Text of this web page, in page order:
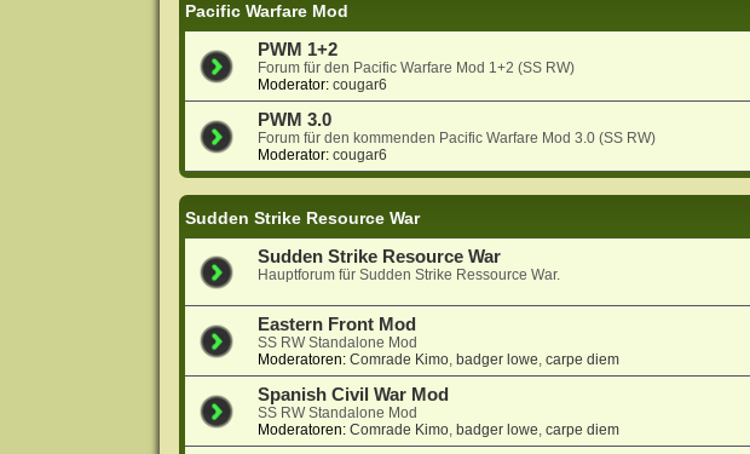
Pacific Warfare Mod
PWM 1+2
Forum für den Pacific Warfare Mod 1+2 (SS RW)
Moderator: cougar6
PWM 3.0
Forum für den kommenden Pacific Warfare Mod 3.0 (SS RW)
Moderator: cougar6
Sudden Strike Resource War
Sudden Strike Resource War
Hauptforum für Sudden Strike Ressource War.
Eastern Front Mod
SS RW Standalone Mod
Moderatoren: Comrade Kimo, badger lowe, carpe diem
Spanish Civil War Mod
SS RW Standalone Mod
Moderatoren: Comrade Kimo, badger lowe, carpe diem